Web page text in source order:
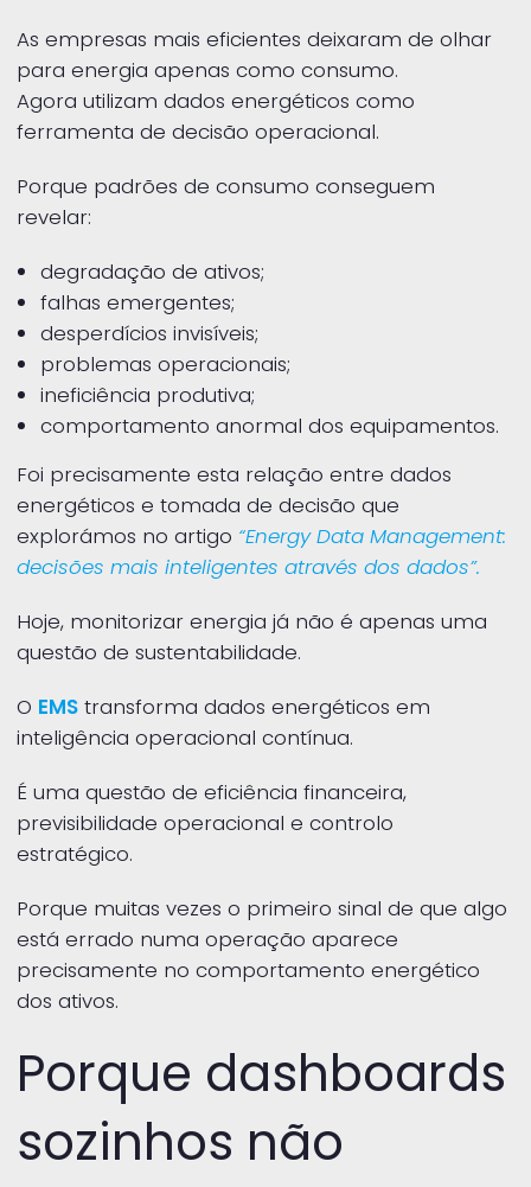
As empresas mais eficientes deixaram de olhar
para energia apenas como consumo.
Agora utilizam dados energéticos como
ferramenta de decisão operacional.
Porque padrões de consumo conseguem
revelar:
degradação de ativos;
falhas emergentes;
desperdícios invisíveis;
problemas operacionais;
ineficiência produtiva;
comportamento anormal dos equipamentos.
Foi precisamente esta relação entre dados
energéticos e tomada de decisão que
explorámos no artigo “Energy Data Management:
decisões mais inteligentes através dos dados”.
Hoje, monitorizar energia já não é apenas uma
questão de sustentabilidade.
O EMS transforma dados energéticos em
inteligência operacional contínua.
É uma questão de eficiência financeira,
previsibilidade operacional e controlo
estratégico.
Porque muitas vezes o primeiro sinal de que algo
está errado numa operação aparece
precisamente no comportamento energético
dos ativos.
Porque dashboards
sozinhos não